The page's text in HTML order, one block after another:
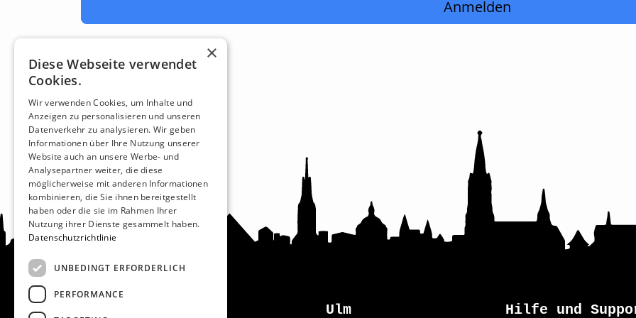
Anmelden
Ulm Hilfe und
×
Diese Webseite verwendet
Cookies.
Wir verwenden Cookies, um Inhalte und
Anzeigen zu personalisieren und unseren
Datenverkehr zu analysieren. Wir geben
Informationen über Ihre Nutzung unserer
Website auch an unsere Werbe- und
Analysepartner weiter, die diese
möglicherweise mit anderen Informationen
kombinieren, die Sie ihnen bereitgestellt
haben oder die sie im Rahmen Ihrer
Nutzung ihrer Dienste gesammelt haben.
Datenschutzrichtlinie
UNBEDINGT ERFORDERLICH
PERFORMANCE